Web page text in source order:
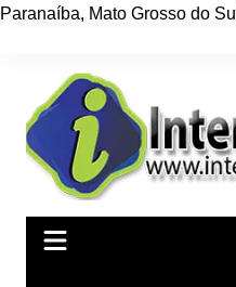
Paranaíba, Mato Grosso do Sul
conteúdo